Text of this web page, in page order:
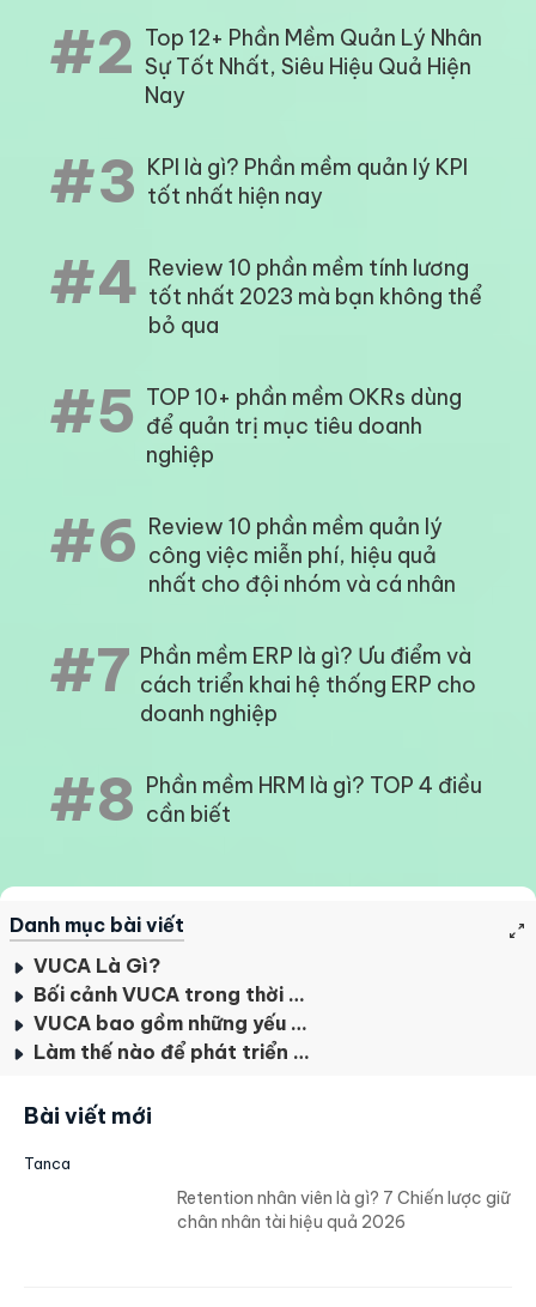
#2 Top 12+ Phần Mềm Quản Lý Nhân
Sự Tốt Nhất, Siêu Hiệu Quả Hiện
Nay
#3 KPI là gì? Phần mềm quản lý KPI
tốt nhất hiện nay
#4 Review 10 phần mềm tính lương
tốt nhất 2023 mà bạn không thể
bỏ qua
#5 TOP 10+ phần mềm OKRs dùng
để quản trị mục tiêu doanh
nghiệp
#6 Review 10 phần mềm quản lý
công việc miễn phí, hiệu quả
nhất cho đội nhóm và cá nhân
#7 Phần mềm ERP là gì? Ưu điểm và
cách triển khai hệ thống ERP cho
doanh nghiệp
#8 Phần mềm HRM là gì? TOP 4 điều
cần biết
Danh mục bài viết
VUCA Là Gì?
Bối cảnh VUCA trong thời đại hiện nay
VUCA bao gồm những yếu tố nào?
Làm thế nào để phát triển trong bối cảnh VUCA?
Bài viết mới
Tanca
Retention nhân viên là gì? 7 Chiến lược giữ
chân nhân tài hiệu quả 2026